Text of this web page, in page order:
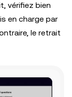
vérifiez bien
en charge par
le retrait